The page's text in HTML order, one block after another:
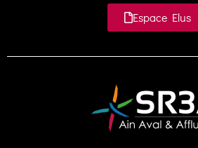
Espace Elus